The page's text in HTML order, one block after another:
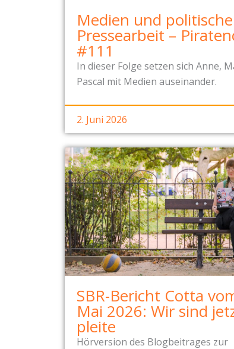
Medien und politische
Pressearbeit –
#111
In dieser Folge setzen sich Anne,
Pascal mit Medien auseinander.
2. Juni 2026
SBR-Bericht Cotta
Mai 2026: Wir sind
pleite
Hörversion des Blogbeitrages zur